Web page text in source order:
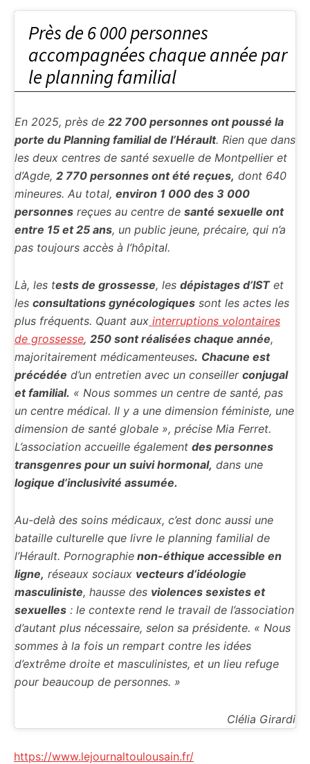
Près de 6 000 personnes
accompagnées chaque année par
le planning familial
En 2025, près de 22 700 personnes ont poussé la
porte du Planning familial de l’Hérault. Rien que dans
les deux centres de santé sexuelle de Montpellier et
d’Agde, 2 770 personnes ont été reçues, dont 640
mineures. Au total, environ 1 000 des 3 000
personnes reçues au centre de santé sexuelle ont
entre 15 et 25 ans, un public jeune, précaire, qui n’a
pas toujours accès à l’hôpital.
Là, les tests de grossesse, les dépistages d’ISTet
les consultations gynécologiques sont les actes les
plus fréquents. Quant aux interruptions volontaires
de grossesse, 250 sont réalisées chaque année,
majoritairement médicamenteuses. Chacune est
précédée d’un entretien avec un conseiller conjugal
et familial. « Nous sommes un centre de santé, pas
un centre médical. Il y a une dimension féministe, une
dimension de santé globale », précise Mia Ferret.
L’association accueille également des personnes
transgenres pour un suivi hormonal, dans une
logique d’inclusivité assumée.
Au-delà des soins médicaux, c’est donc aussi une
bataille culturelle que livre le planning familial de
l’Hérault. Pornographie non-éthique accessible en
ligne, réseaux sociaux vecteurs d’idéologie
masculiniste, hausse des violences sexistes et
sexuelles : le contexte rend le travail de l’association
d’autant plus nécessaire, selon sa présidente. « Nous
sommes à la fois un rempart contre les idées
d’extrême droite et masculinistes, et un lieu refuge
pour beaucoup de personnes. »
Clélia Girardi
https://www.lejournaltoulousain.fr/